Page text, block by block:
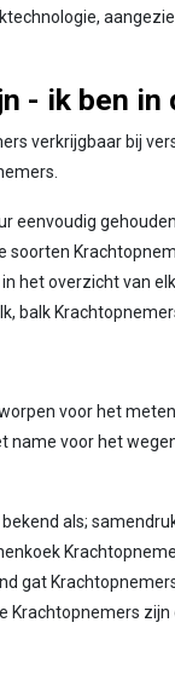
- ik ben in
verkrijgbaar bij
eenvoudig
het overzicht van
balk
voor het
voor het
als;
gat
zijn